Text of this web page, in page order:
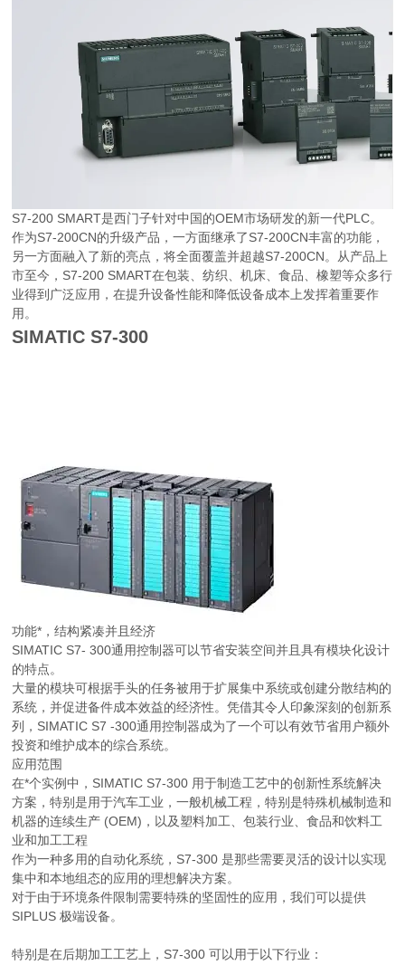
S7-200 SMART是西门子针对中国的OEM市场研发的新一代PLC。
作为S7-200CN的升级产品，一方面继承了S7-200CN丰富的功能，
另一方面融入了新的亮点，将全面覆盖并超越S7-200CN。从产品上
市至今，S7-200 SMART在包装、纺织、机床、食品、橡塑等众多行
业得到广泛应用，在提升设备性能和降低设备成本上发挥着重要作
用。
SIMATIC S7-300
功能*，结构紧凑并且经济
SIMATIC S7- 300通用控制器可以节省安装空间并且具有模块化设计
的特点。
大量的模块可根据手头的任务被用于扩展集中系统或创建分散结构的
系统，并促进备件成本效益的经济性。凭借其令人印象深刻的创新系
列，SIMATIC S7 -300通用控制器成为了一个可以有效节省用户额外
投资和维护成本的综合系统。
应用范围
在*个实例中，SIMATIC S7-300 用于制造工艺中的创新性系统解决
方案，特别是用于汽车工业，一般机械工程，特别是特殊机械制造和
机器的连续生产 (OEM)，以及塑料加工、包装行业、食品和饮料工
业和加工工程
作为一种多用的自动化系统，S7-300 是那些需要灵活的设计以实现
集中和本地组态的应用的理想解决方案。
对于由于环境条件限制需要特殊的坚固性的应用，我们可以提供
SIPLUS 极端设备。
特别是在后期加工工艺上，S7-300 可以用于以下行业：